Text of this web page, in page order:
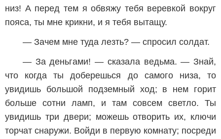
низ! А перед тем я обвяжу тебя веревкой вокруг
пояса, ты мне крикни, и я тебя вытащу.
— Зачем мне туда лезть? — спросил солдат.
— За деньгами! — сказала ведьма. — Знай,
что когда ты доберешься до самого низа, то
увидишь большой подземный ход; в нем горит
больше сотни ламп, и там совсем светло. Ты
увидишь три двери; можешь отворить их, ключи
торчат снаружи. Войди в первую комнату; посреди